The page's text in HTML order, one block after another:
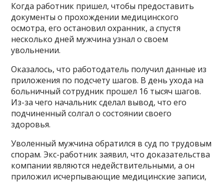
Когда работник пришел, чтобы предоставить
документы о прохождении медицинского
осмотра, его остановил охранник, а спустя
несколько дней мужчина узнал о своем
увольнении.
Оказалось, что работодатель получил данные из
приложения по подсчету шагов. В день ухода на
больничный сотрудник прошел 16 тысяч шагов.
Из-за чего начальник сделал вывод, что его
подчиненный солгал о состоянии своего
здоровья.
Уволенный мужчина обратился в суд по трудовым
спорам. Экс-работник заявил, что доказательства
компании являются недействительными, а он
приложил исчерпывающие медицинские записи,